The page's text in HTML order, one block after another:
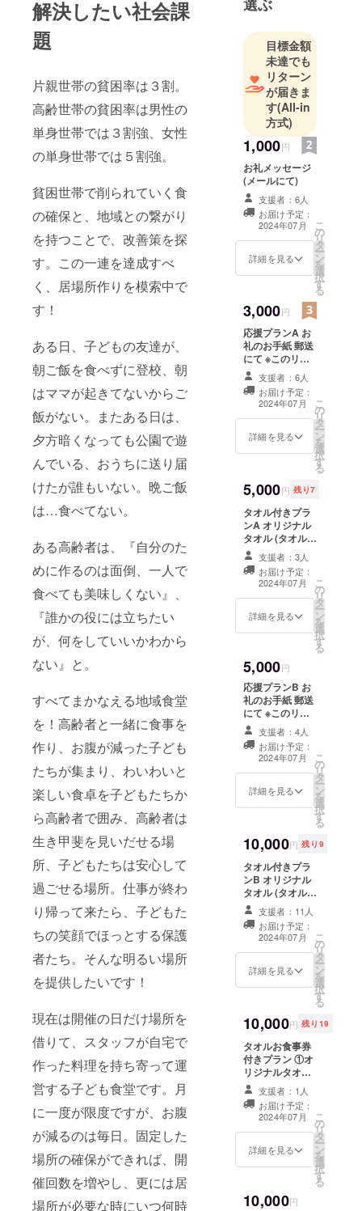
解決したい社会課
題
片親世帯の貧困率は３割。
高齢世帯の貧困率は男性の
単身世帯では３割強、女性
の単身世帯では５割強。
貧困世帯で削られていく食
の確保と、地域との繋がり
を持つことで、改善策を探
す。この一連を達成すべ
く、居場所作りを模索中で
す！
ある日、子どもの友達が、
朝ご飯を食べずに登校、朝
はママが起きてないからご
飯がない。またある日は、
夕方暗くなっても公園で遊
んでいる、おうちに送り届
けたが誰もいない。晩ご飯
は…食べてない。
ある高齢者は、『自分のた
めに作るのは面倒、一人で
食べても美味しくない』、
『誰かの役には立ちたい
が、何をしていいかわから
ない』と。
すべてまかなえる地域食堂
を！高齢者と一緒に食事を
作り、お腹が減った子ども
たちが集まり、わいわいと
楽しい食卓を子どもたちか
ら高齢者で囲み、高齢者は
生き甲斐を見いだせる場
所、子どもたちは安心して
過ごせる場所。仕事が終わ
り帰って来たら、子どもた
ちの笑顔でほっとする保護
者たち。そんな明るい場所
を提供したいです！
現在は開催の日だけ場所を
借りて、スタッフが自宅で
作った料理を持ち寄って運
営する子ども食堂です。月
に一度が限度ですが、お腹
が減るのは毎日。固定した
場所の確保ができれば、開
催回数を増やし、更には居
場所が必要な時にいつ何時
段落。とい
うときに
前々からお
手伝いして
いた子ども
食堂から、
引き継いで
もらえない
かとオ
ファー。
元々、保育
園の父母会
会長や、PTA
じの会会
ボールの監
督、自治会
の子供会会
長の活動を
経て、関わ
れば関わる
程、たくさ
えられ、助
てできてい
ることに気
付き、主人
と『いつか
恩返しとし
て子ども食
堂やりたい
ねっ』と前
から話して
今年４月か
ら引き継ぐ
ことに。引
き継いで気
づいたこと
は、課題だ
の確保と金
域、自治会
との繋がり
方。また来
所してくれ
る家庭への
フォロー、
るサービス
クリアでき
るように
日々勉強！
日々奮闘中
です！
選ぶ
目標金額
未達でも
リターン
が届きま
す(All-in
方式)
1,000円
お礼メッセージ
(メールにて)
支援者：6人
お届け予定：
2024年07月
詳細を見る
こ
の
リ
タ
ー
ン
を
選
択
す
る
3,000円
応援プランA お
礼のお手紙 郵送
にて ※このリ
ターンはお礼の
お手紙B（5,000
円）/C（10,000
円）のリターン
と同一になりま
す。
支援者：6人
お届け予定：
2024年07月
詳細を見る
こ
の
リ
タ
ー
ン
を
選
択
す
る
5,000円 残り7
タオル付きプラ
ンA オリジナル
タオル (タオルサ
イズ:30㎝×75㎝)
※このリターンは
タオル付きプラ
ンB（10,000
円）/C（30,000
円）D（50,000
支援者：3人
お届け予定：
2024年07月
詳細を見る
こ
の
リ
タ
ー
ン
を
選
択
す
る
5,000円
応援プランB お
礼のお手紙 郵送
にて ※このリ
ターンはお礼の
お手紙A（3,000
円）/C（10,000
円）のリターン
と同一になりま
す。
支援者：4人
お届け予定：
2024年07月
詳細を見る
こ
の
リ
タ
ー
ン
を
選
択
す
る
10,000円 残り9
タオル付きプラ
ンB オリジナル
タオル (タオルサ
イズ:30㎝×75㎝)
※このリターンは
タオル付きプラ
ンA（5,000
円）/C（30,000
円）D（50,000
支援者：11人
お届け予定：
2024年07月
詳細を見る
こ
の
リ
タ
ー
ン
を
選
択
す
る
10,000円 残り19
タオルお食事券
付きプラン ①オ
リジナルタオル
(タオルサイ
ズ:30㎝×75㎝)
②お食事券 (お食
事券3回分 有効
期限:事業継続の
限り)
支援者：1人
お届け予定：
2024年07月
詳細を見る
こ
の
リ
タ
ー
ン
を
選
択
す
る
10,000円